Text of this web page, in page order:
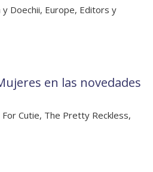
Doechii, Europe, Editors y
en las novedades
Cutie, The Pretty Reckless,